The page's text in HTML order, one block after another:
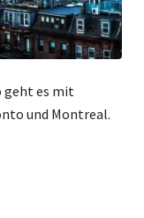
geht es mit
und Montreal.